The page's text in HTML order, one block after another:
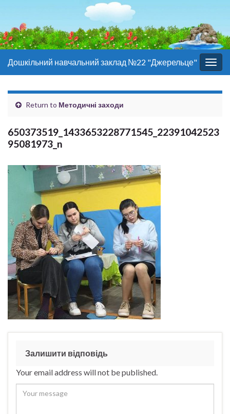
Дошкільний навчальний заклад №22 "Джерельце"
Return to Методичні заходи
650373519_1433653228771545_22391042523
95081973_n
Залишити відповідь
Your email address will not be published.